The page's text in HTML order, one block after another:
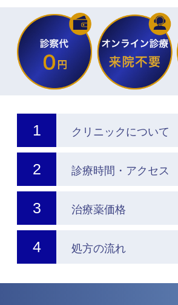
クリニックについて
診療時間・アクセス
治療薬価格
処方の流れ